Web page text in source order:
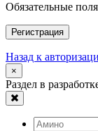
Обязательные
Регистрация
Назад к
×
Раздел в